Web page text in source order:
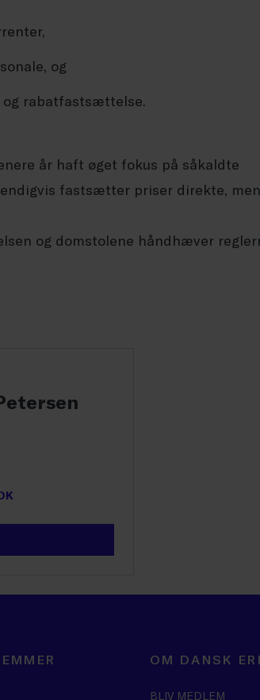
og
og rabatfastsættelse.
år haft øget fokus på såkaldte
fastsætter priser direkte, men
og domstolene håndhæver
OM DANSK
BLIV MEDLEM